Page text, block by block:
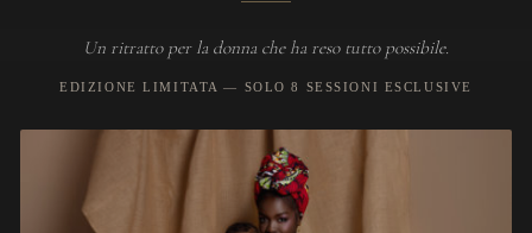
Un ritratto per la donna che ha reso tutto possibile.
EDIZIONE LIMITATA — SOLO 8 SESSIONI ESCLUSIVE